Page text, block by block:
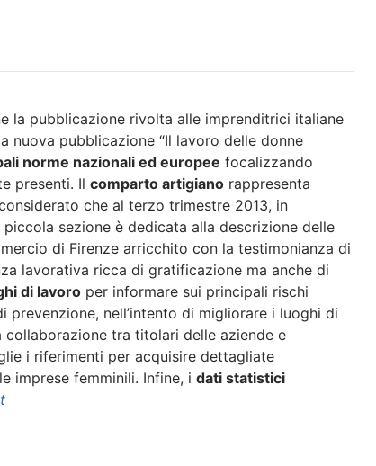
la pubblicazione rivolta alle imprenditrici italiane
nuova pubblicazione “Il lavoro delle donne
norme nazionali ed europee focalizzando
presenti. Il comparto artigiano rappresenta
che al terzo trimestre 2013, in
sezione è dedicata alla descrizione delle
di Firenze arricchito con la testimonianza di
lavorativa ricca di gratificazione ma anche di
di lavoro per informare sui principali rischi
nell’intento di migliorare i luoghi di
tra titolari delle aziende e
i riferimenti per acquisire dettagliate
imprese femminili. Infine, i dati statistici